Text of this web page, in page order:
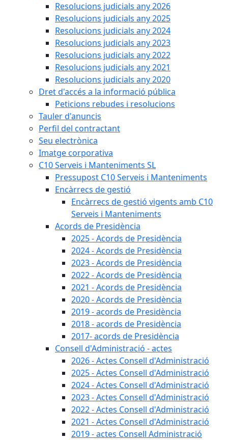
Resolucions judicials any 2026
Resolucions judicials any 2025
Resolucions judicials any 2024
Resolucions judicials any 2023
Resolucions judicials any 2022
Resolucions judicials any 2021
Resolucions judicials any 2020
Dret d'accés a la informació pública
Peticions rebudes i resolucions
Tauler d'anuncis
Perfil del contractant
Seu electrònica
Imatge corporativa
C10 Serveis i Manteniments SL
Pressupost C10 Serveis i Manteniments
Encàrrecs de gestió
Encàrrecs de gestió vigents amb C10
Serveis i Manteniments
Acords de Presidència
2025 - Acords de Presidència
2024 - Acords de Presidència
2023 - Acords de Presidència
2022 - Acords de Presidència
2021 - Acords de Presidència
2020 - Acords de Presidència
2019 - acords de Presidència
2018 - acords de Presidència
2017- acords de Presidència
Consell d'Administració - actes
2026 - Actes Consell d'Administració
2025 - Actes Consell d'Administració
2024 - Actes Consell d'Administració
2023 - Actes Consell d'Administració
2022 - Actes Consell d'Administració
2021 - Actes Consell d'Administració
2019 - actes Consell Administració